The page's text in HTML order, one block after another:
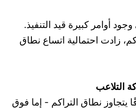
أوامر كبيرة قيد التنفيذ.
زادت احتمالية اتساع نطاق
يتجاوز نطاق التراكم - إما فوق